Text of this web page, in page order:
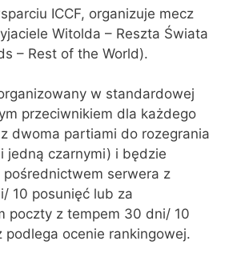
ICCF, organizuje mecz
Witolda – Reszta Świata
– Rest of the World).
w standardowej
przeciwnikiem dla każdego
dwoma partiami do rozegrania
jedną czarnymi) i będzie
pośrednictwem serwera z
10 posunięć lub za
poczty z tempem 30 dni/ 10
podlega ocenie rankingowej.